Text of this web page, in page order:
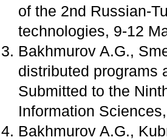
of the 2nd Russian-
technologies, 9-12
Bakhmurov A.G.,
distributed programs
Submitted to the
Information
Bakhmurov A.G.,